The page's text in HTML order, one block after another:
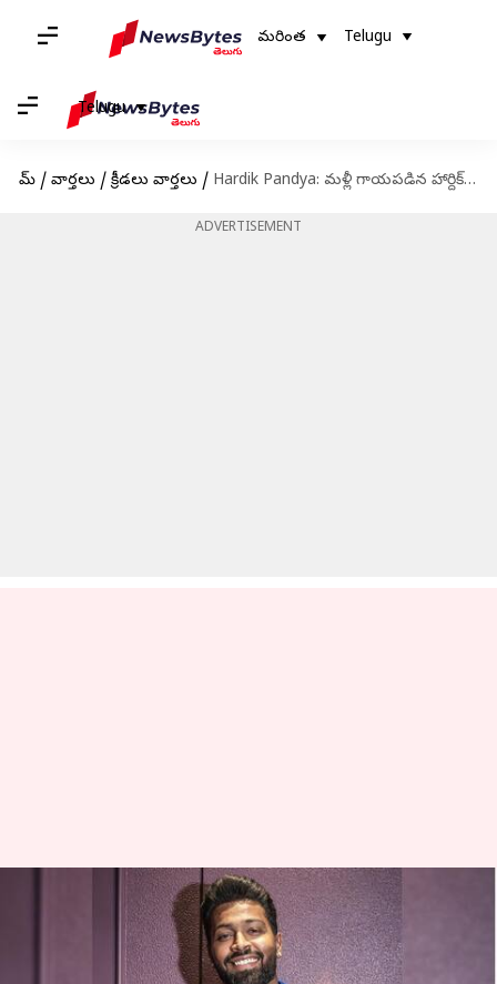
మరింత Telugu
Telugu
హోమ్ / వార్తలు / క్రీడలు వార్తలు / Hardik Pandya: మళ్లీ గాయపడిన హార్దిక్ పాండ్యా? ఐపీఎల్ కి దూరమయ్యే అవకాశం..
ADVERTISEMENT
Hardik Pandya: మళ్లీ గాయపడిన
హార్దిక్ పాండ్యా? ఐపీఎల్ కి
దూరమయ్యే అవకాశం..